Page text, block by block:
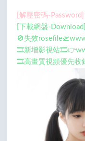
[解壓密碼-
[下載網盤-
🚫失效
🎞️新增影視站
🎞️高畫質視頻優先收